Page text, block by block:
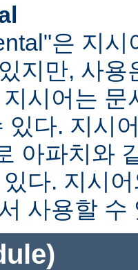
은 지시
지만, 사용
시어는
있다. 지시
아파치와
다. 지시
사용할 수